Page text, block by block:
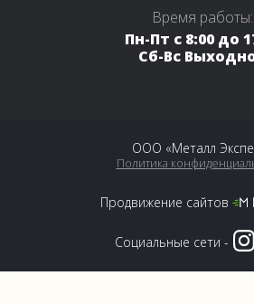
Время работы:
Пн-Пт с 8:00 до
Сб-Вс
ООО «Металл
Политика
Продвижение сайтов
Социальные сети -